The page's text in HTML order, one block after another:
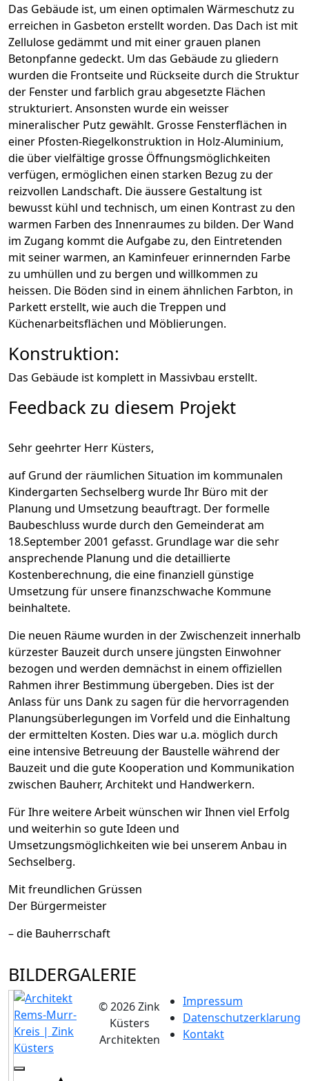
Das Gebäude ist, um einen optimalen Wärmeschutz zu
erreichen in Gasbeton erstellt worden. Das Dach ist mit
Zellulose gedämmt und mit einer grauen planen
Betonpfanne gedeckt. Um das Gebäude zu gliedern
wurden die Frontseite und Rückseite durch die Struktur
der Fenster und farblich grau abgesetzte Flächen
strukturiert. Ansonsten wurde ein weisser
mineralischer Putz gewählt. Grosse Fensterflächen in
einer Pfosten-Riegelkonstruktion in Holz-Aluminium,
die über vielfältige grosse Öffnungsmöglichkeiten
verfügen, ermöglichen einen starken Bezug zu der
reizvollen Landschaft. Die äussere Gestaltung ist
bewusst kühl und technisch, um einen Kontrast zu den
warmen Farben des Innenraumes zu bilden. Der Wand
im Zugang kommt die Aufgabe zu, den Eintretenden
mit seiner warmen, an Kaminfeuer erinnernden Farbe
zu umhüllen und zu bergen und willkommen zu
heissen. Die Böden sind in einem ähnlichen Farbton, in
Parkett erstellt, wie auch die Treppen und
Küchenarbeitsflächen und Möblierungen.
Konstruktion:
Das Gebäude ist komplett in Massivbau erstellt.
Feedback zu diesem Projekt
Sehr geehrter Herr Küsters,
auf Grund der räumlichen Situation im kommunalen
Kindergarten Sechselberg wurde Ihr Büro mit der
Planung und Umsetzung beauftragt. Der formelle
Baubeschluss wurde durch den Gemeinderat am
18.September 2001 gefasst. Grundlage war die sehr
ansprechende Planung und die detaillierte
Kostenberechnung, die eine finanziell günstige
Umsetzung für unsere finanzschwache Kommune
beinhaltete.
Die neuen Räume wurden in der Zwischenzeit innerhalb
kürzester Bauzeit durch unsere jüngsten Einwohner
bezogen und werden demnächst in einem offiziellen
Rahmen ihrer Bestimmung übergeben. Dies ist der
Anlass für uns Dank zu sagen für die hervorragenden
Planungsüberlegungen im Vorfeld und die Einhaltung
der ermittelten Kosten. Dies war u.a. möglich durch
eine intensive Betreuung der Baustelle während der
Bauzeit und die gute Kooperation und Kommunikation
zwischen Bauherr, Architekt und Handwerkern.
Für Ihre weitere Arbeit wünschen wir Ihnen viel Erfolg
und weiterhin so gute Ideen und
Umsetzungsmöglichkeiten wie bei unserem Anbau in
Sechselberg.
Mit freundlichen Grüssen
Der Bürgermeister
– die Bauherrschaft
BILDERGALERIE
© 2026 Zink
Küsters
Architekten
Impressum
Datenschutzerklarung
Kontakt